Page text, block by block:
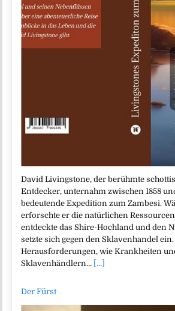
David Livingstone, der berühmte
Entdecker, unternahm zwischen 1858
bedeutende Expedition zum Zambesi.
erforschte er die natürlichen
entdeckte das Shire-Hochland und den
setzte sich gegen den Sklavenhandel
Herausforderungen, wie Krankheiten
Sklavenhändlern… [...]
Der Fürst